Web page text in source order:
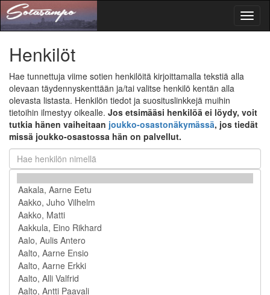
Henkilöt
Hae tunnettuja viime sotien henkilöitä kirjoittamalla tekstiä alla
olevaan täydennyskenttään ja/tai valitse henkilö kentän alla
olevasta listasta. Henkilön tiedot ja suosituslinkkejä muihin
tietoihin ilmestyy oikealle. Jos etsimääsi henkilöä ei löydy, voit
tutkia hänen vaiheitaan joukko-osastonäkymässä, jos tiedät
missä joukko-osastossa hän on palvellut.